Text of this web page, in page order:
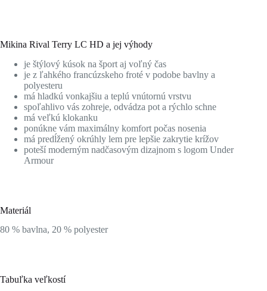
Mikina Rival Terry LC HD a jej výhody
je štýlový kúsok na šport aj voľný čas
je z ľahkého francúzskeho froté v podobe bavlny a
polyesteru
má hladkú vonkajšiu a teplú vnútornú vrstvu
spoľahlivo vás zohreje, odvádza pot a rýchlo schne
má veľkú klokanku
ponúkne vám maximálny komfort počas nosenia
má predĺžený okrúhly lem pre lepšie zakrytie krížov
poteší moderným nadčasovým dizajnom s logom Under
Armour
Materiál
80 % bavlna, 20 % polyester
Tabuľka veľkostí